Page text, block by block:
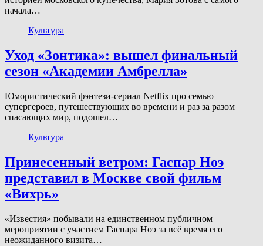
начала…
Культура
Уход «Зонтика»: вышел финальный
сезон «Академии Амбрелла»
Юмористический фэнтези-сериал Netflix про семью
супергероев, путешествующих во времени и раз за разом
спасающих мир, подошел…
Культура
Принесенный ветром: Гаспар Ноэ
представил в Москве свой фильм
«Вихрь»
«Известия» побывали на единственном публичном
мероприятии с участием Гаспара Ноэ за всё время его
неожиданного визита…